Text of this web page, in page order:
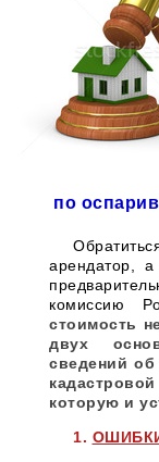
по
арендатор,
комиссию
стоимость
двух
сведений
которую и
1.